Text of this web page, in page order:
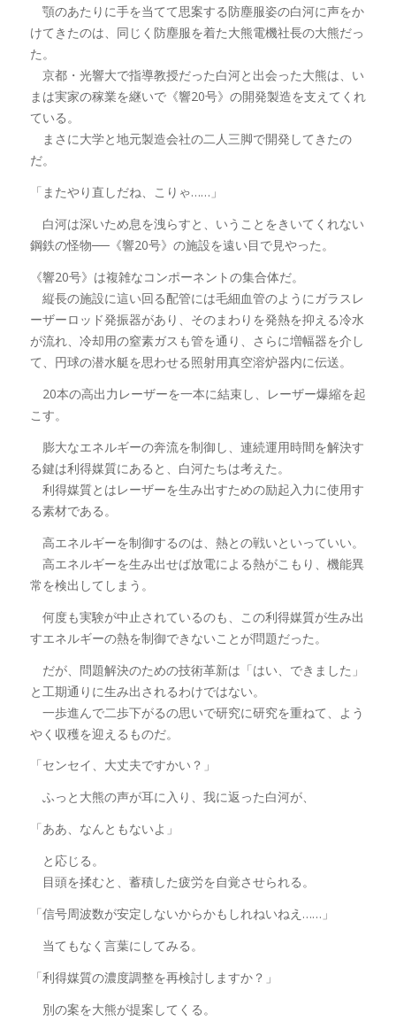
顎のあたりに手を当てて思案する防塵服姿の白河に声をか
けてきたのは、同じく防塵服を着た大熊電機社長の大熊だっ
た。
京都・光響大で指導教授だった白河と出会った大熊は、い
まは実家の稼業を継いで《響20号》の開発製造を支えてくれ
ている。
まさに大学と地元製造会社の二人三脚で開発してきたの
だ。
「またやり直しだね、こりゃ……」
白河は深いため息を洩らすと、いうことをきいてくれない
鋼鉄の怪物──《響20号》の施設を遠い目で見やった。
《響20号》は複雑なコンポーネントの集合体だ。
縦長の施設に這い回る配管には毛細血管のようにガラスレ
ーザーロッド発振器があり、そのまわりを発熱を抑える冷水
が流れ、冷却用の窒素ガスも管を通り、さらに増幅器を介し
て、円球の潜水艇を思わせる照射用真空溶炉器内に伝送。
20本の高出力レーザーを一本に結束し、レーザー爆縮を起
こす。
膨大なエネルギーの奔流を制御し、連続運用時間を解決す
る鍵は利得媒質にあると、白河たちは考えた。
利得媒質とはレーザーを生み出すための励起入力に使用す
る素材である。
高エネルギーを制御するのは、熱との戦いといっていい。
高エネルギーを生み出せば放電による熱がこもり、機能異
常を検出してしまう。
何度も実験が中止されているのも、この利得媒質が生み出
すエネルギーの熱を制御できないことが問題だった。
だが、問題解決のための技術革新は「はい、できました」
と工期通りに生み出されるわけではない。
一歩進んで二歩下がるの思いで研究に研究を重ねて、よう
やく収穫を迎えるものだ。
「センセイ、大丈夫ですかい？」
ふっと大熊の声が耳に入り、我に返った白河が、
「ああ、なんともないよ」
と応じる。
目頭を揉むと、蓄積した疲労を自覚させられる。
「信号周波数が安定しないからかもしれねいねえ……」
当てもなく言葉にしてみる。
「利得媒質の濃度調整を再検討しますか？」
別の案を大熊が提案してくる。